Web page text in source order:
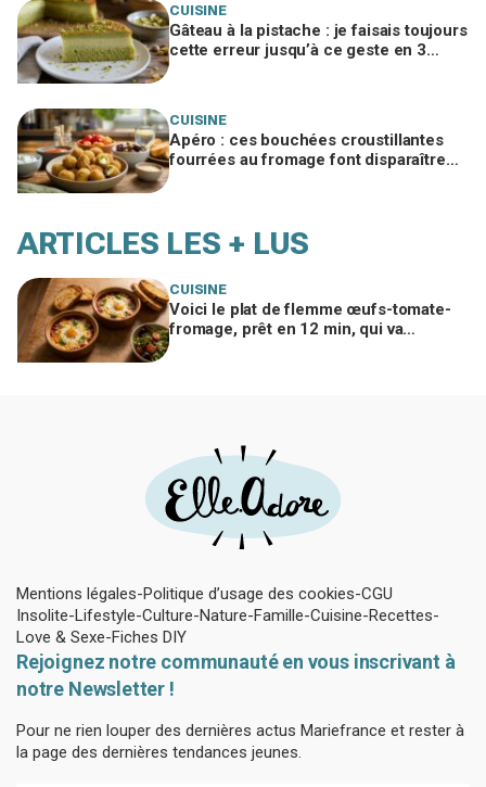
CUISINE
Gâteau à la pistache : je faisais toujours
cette erreur jusqu’à ce geste en 3
CUISINE
Apéro : ces bouchées croustillantes
fourrées au fromage font disparaître
ARTICLES LES + LUS
CUISINE
Voici le plat de flemme œufs-tomate-
fromage, prêt en 12 min, qui va
Mentions légales Politique d’usage des cookies CGU
Insolite Lifestyle Culture Nature Famille Cuisine Recettes
Love & Sexe Fiches DIY
Rejoignez notre communauté en vous inscrivant à
notre Newsletter !
Pour ne rien louper des dernières actus Mariefrance et rester à
la page des dernières tendances jeunes.